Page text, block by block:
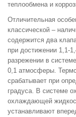
теплообмена и
Отличительная
классической –
содержится два
при достижении 1,1-
разрежении в
0,1 атмосферы.
срабатывает при
градуса. В системе
охлаждающей
устанавливают